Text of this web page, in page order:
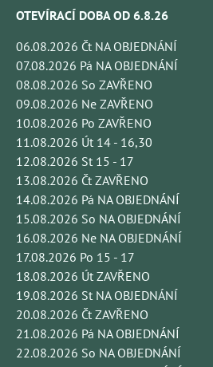
OTEVÍRACÍ DOBA OD 6.8.26
06.08.2026 Čt NA OBJEDNÁNÍ
07.08.2026 Pá NA OBJEDNÁNÍ
08.08.2026 So ZAVŘENO
09.08.2026 Ne ZAVŘENO
10.08.2026 Po ZAVŘENO
11.08.2026 Út 14 - 16,30
12.08.2026 St 15 - 17
13.08.2026 Čt ZAVŘENO
14.08.2026 Pá NA OBJEDNÁNÍ
15.08.2026 So NA OBJEDNÁNÍ
16.08.2026 Ne NA OBJEDNÁNÍ
17.08.2026 Po 15 - 17
18.08.2026 Út ZAVŘENO
19.08.2026 St NA OBJEDNÁNÍ
20.08.2026 Čt ZAVŘENO
21.08.2026 Pá NA OBJEDNÁNÍ
22.08.2026 So NA OBJEDNÁNÍ